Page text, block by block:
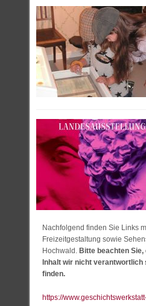
Nachfolgend finden Sie Links
Freizeitgestaltung sowie
Hochwald. Bitte beachten
Inhalt wir nicht
finden.
https://